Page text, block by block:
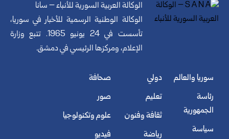
الوكالة العربية السورية للأنباء – سانا
الوكالة الوطنية الرسمية للأخبار في سوريا،
تأسست في 24 يونيو 1965. تتبع وزارة
الإعلام، ومركزها الرئيسي في دمشق.
سوريا والعالم
رئاسة
الجمهورية
سياسة
دولي
تعليم
ثقافة وفنون
رياضة
صحافة
صور
علوم وتكنولوجيا
فيديو